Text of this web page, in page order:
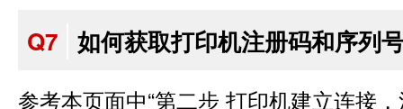
Q7 如何获取打印机注册码和序列
参考本页面中“第二步 打印机建立连接